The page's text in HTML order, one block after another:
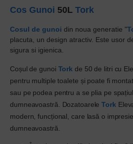
Cos Gunoi 50L Tork
Cosul de gunoi din noua generatie "
placuta, un design atractiv. Este usor
sigura si igienica.
Coșul de gunoi Tork de 50 de litri cu
pentru multiple toalete și poate fi
sau pe podea pentru a se plia pe
dumneavoastră. DozatoareleTork
modern, funcțional, care lasă o
dumneavoastră.